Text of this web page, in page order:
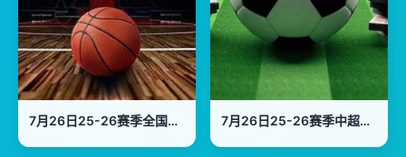
7月26日25-26赛季全国女子篮球锦标赛 黑龙江队56VS92陕西榆林天泽 7月26日25-26赛季中超联赛 山东泰山VS河南俱乐部彩陶坊